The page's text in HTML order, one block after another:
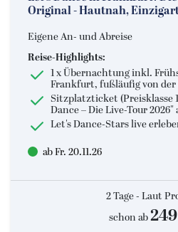
Original - Hautnah,
Eigene An- und Abreise
Reise-Highlights:
1 x Übernachtung inkl.
Frankfurt, fußläufig von
Sitzplatzticket (Preisklasse
Dance – Die Live-Tour 2026"
Let's Dance-Stars live
ab Fr. 20.11.26
2 Tage - Laut
schon ab